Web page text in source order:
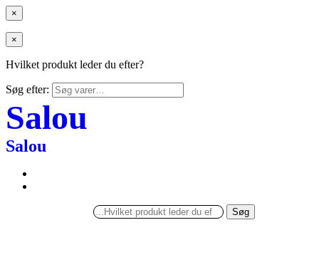
×
×
Hvilket produkt leder du efter?
Søg efter:
Salou
Salou
Søg